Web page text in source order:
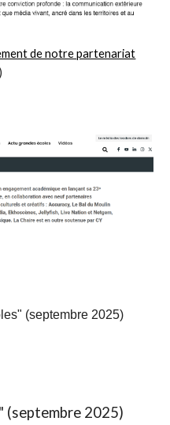
de notre partenariat
(septembre 2025)
(septembre 2025)